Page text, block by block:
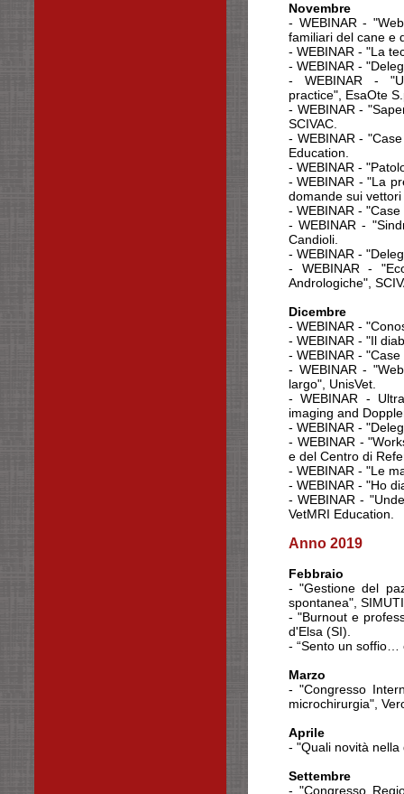
Novembre
- WEBINAR -
familiari del cane e
- WEBINAR - "La
- WEBINAR -
- WEBINAR -
practice", EsaOte
- WEBINAR -
SCIVAC.
- WEBINAR -
Education.
- WEBINAR -
- WEBINAR - "La
domande sui
- WEBINAR -
- WEBINAR -
Candioli.
- WEBINAR -
- WEBINAR -
Andrologiche",
Dicembre
- WEBINAR -
- WEBINAR - "Il
- WEBINAR -
- WEBINAR -
largo", UnisVet.
- WEBINAR -
imaging and
- WEBINAR -
- WEBINAR -
e del Centro di
- WEBINAR - "Le
- WEBINAR - "Ho
- WEBINAR -
VetMRI Education.
Anno 2019
Febbraio
- "Gestione del
spontanea",
- "Burnout e
d'Elsa (SI).
- “Sento un soffio…
Marzo
- "Congresso
microchirurgia",
Aprile
- "Quali novità
Settembre
- "Congresso